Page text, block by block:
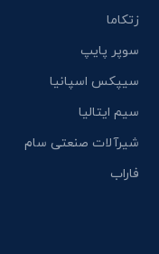
زتکاما
سوپر پایپ
سیپکس اسپانیا
سیم ایتالیا
شیرآلات صنعتی سام
فاراب